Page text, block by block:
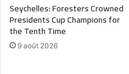
Seychelles: Foresters Crowned
Presidents Cup Champions for
the Tenth Time
9 août 2026